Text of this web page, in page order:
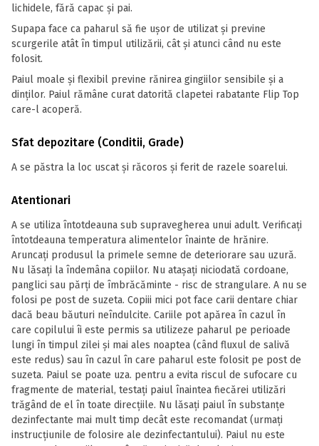
lichidele, fără capac și pai.
Supapa face ca paharul să fie ușor de utilizat și previne
scurgerile atât în timpul utilizării, cât și atunci când nu este
folosit.
Paiul moale și flexibil previne rănirea gingiilor sensibile și a
dinților. Paiul rămâne curat datorită clapetei rabatante Flip Top
care-l acoperă.
Sfat depozitare (Conditii, Grade)
A se păstra la loc uscat și răcoros și ferit de razele soarelui.
Atentionari
A se utiliza întotdeauna sub supravegherea unui adult. Verificați
întotdeauna temperatura alimentelor înainte de hrănire.
Aruncați produsul la primele semne de deteriorare sau uzură.
Nu lăsați la îndemâna copiilor. Nu atașați niciodată cordoane,
panglici sau părți de îmbrăcăminte - risc de strangulare. A nu se
folosi pe post de suzeta. Copiii mici pot face carii dentare chiar
dacă beau băuturi neîndulcite. Cariile pot apărea în cazul în
care copilului îi este permis sa utilizeze paharul pe perioade
lungi în timpul zilei și mai ales noaptea (când fluxul de salivă
este redus) sau în cazul în care paharul este folosit pe post de
suzeta. Paiul se poate uza. pentru a evita riscul de sufocare cu
fragmente de material, testați paiul înaintea fiecărei utilizări
trăgând de el în toate direcțiile. Nu lăsați paiul în substanțe
dezinfectante mai mult timp decât este recomandat (urmați
instrucțiunile de folosire ale dezinfectantului). Paiul nu este